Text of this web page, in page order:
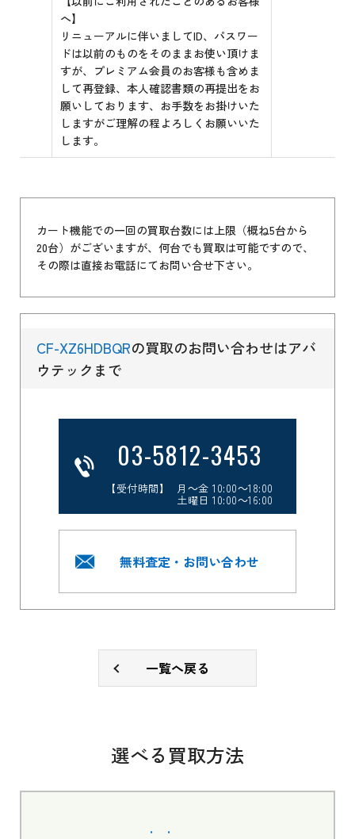
へ】
リニューアルに伴いましてID、パスワー
ドは以前のものをそのままお使い頂けま
すが、プレミアム会員のお客様も含めま
して再登録、本人確認書類の再提出をお
願いしております、お手数をお掛けいた
しますがご理解の程よろしくお願いいた
します。
カート機能での一回の買取台数には上限（概ね5台から
20台）がございますが、何台でも買取は可能ですので、
その際は直接お電話にてお問い合せ下さい。
CF-XZ6HDBQRの買取のお問い合わせはアバ
ウテックまで
03-5812-3453
【受付時間】 月～金 10:00～18:00
土曜日 10:00～16:00
無料査定・お問い合わせ
一覧へ戻る
選べる買取方法